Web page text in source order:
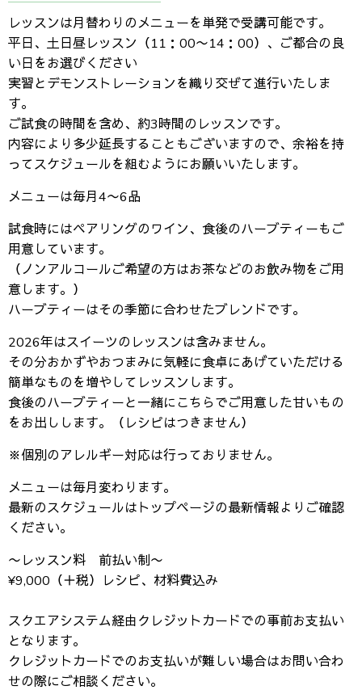
レッスンは月替わりのメニューを単発で受講可能です。
平日、土日昼レッスン（11：00〜14：00）、ご都合の良
い日をお選びください
実習とデモンストレーションを織り交ぜて進行いたしま
す。
ご試食の時間を含め、約3時間のレッスンです。
内容により多少延長することもございますので、余裕を持
ってスケジュールを組むようにお願いいたします。
メニューは毎月4〜6品
試食時にはペアリングのワイン、食後のハーブティーもご
用意しています。
（ノンアルコールご希望の方はお茶などのお飲み物をご用
意します。）
ハーブティーはその季節に合わせたブレンドです。
2026年はスイーツのレッスンは含みません。
その分おかずやおつまみに気軽に食卓にあげていただける
簡単なものを増やしてレッスンします。
食後のハーブティーと一緒にこちらでご用意した甘いもの
をお出しします。（レシピはつきません）
※個別のアレルギー対応は行っておりません。
メニューは毎月変わります。
最新のスケジュールはトップページの最新情報よりご確認
ください。
〜レッスン料 前払い制〜
¥9,000（＋税）レシピ、材料費込み
スクエアシステム経由クレジットカードでの事前お支払い
となります。
クレジットカードでのお支払いが難しい場合はお問い合わ
せの際にご相談ください。